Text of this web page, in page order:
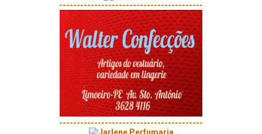
-----------------------------------------
-----------------------------------------